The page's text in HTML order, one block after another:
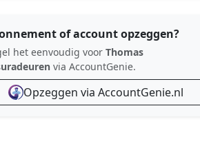
of account opzeggen?
het eenvoudig voor Thomas
via AccountGenie.
Opzeggen via AccountGenie.nl